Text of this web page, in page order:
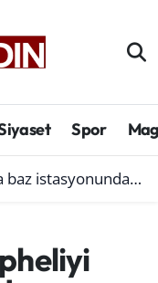
Spor
akü çaldı
Fikstür